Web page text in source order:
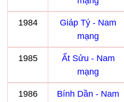
1984
Giáp Tý - Nam
mạng
1985
Ất Sửu - Nam
mạng
1986
Bính Dần - Nam